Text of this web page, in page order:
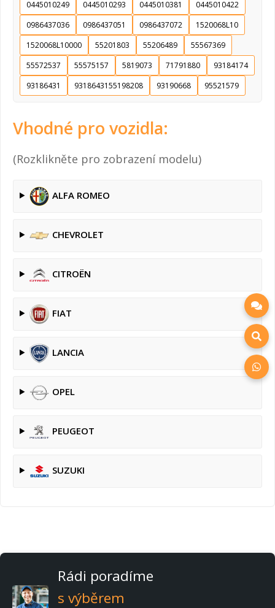
0445010249
0445010293 0445010381
0445010422
0986437036
0986437051 0986437072
1520068L10
1520068L10000
55201803 55206489
55567369
55572537
55575157 5819073 71791880
93184174
93186431
9318643155198208 93190668 95521579
Vhodné pro vozidla:
(Rozklikněte pro zobrazení modelu)
ALFA ROMEO
CHEVROLET
CITROËN
FIAT
LANCIA
OPEL
PEUGEOT
SUZUKI
Rádi poradíme
s výběrem